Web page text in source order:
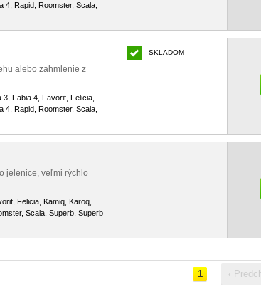
4, Rapid, Roomster, Scala,
alebo zahmlenie z
Fabia 4, Favorit, Felicia,
4, Rapid, Roomster, Scala,
SKLADOM
jelenice, veľmi rýchlo
Felicia, Kamiq, Karoq,
Scala, Superb, Superb
‹
1